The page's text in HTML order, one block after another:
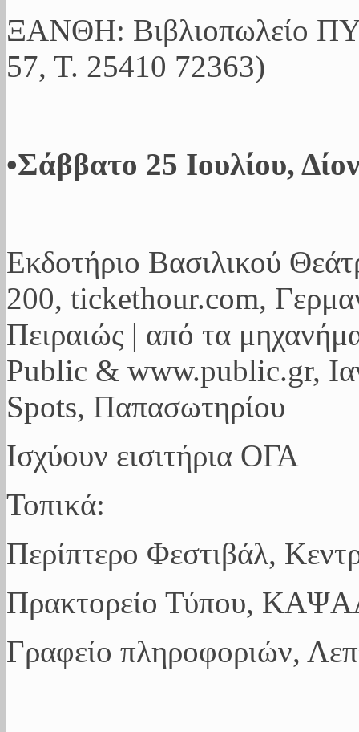
ΞΑΝΘΗ: Βιβλιοπωλείο
57, Τ. 25410 72363)
•Σάββατο 25 Ιουλίου,
Εκδοτήριο Βασιλικού
200, tickethour.com,
Πειραιώς | από τα
Public & www.public.gr,
Spots, Παπασωτηρίου
Ισχύουν εισιτήρια ΟΓΑ
Τοπικά:
Περίπτερο Φεστιβάλ,
Πρακτορείο Τύπου,
Γραφείο πληροφοριών,